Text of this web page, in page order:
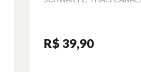
R$ 39,90